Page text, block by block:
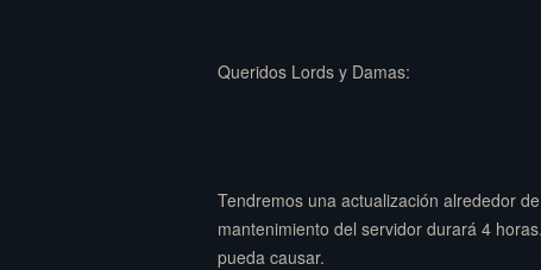
Queridos Lords y Damas:
Tendremos una actualización alrededor
mantenimiento del servidor durará 4
pueda causar.